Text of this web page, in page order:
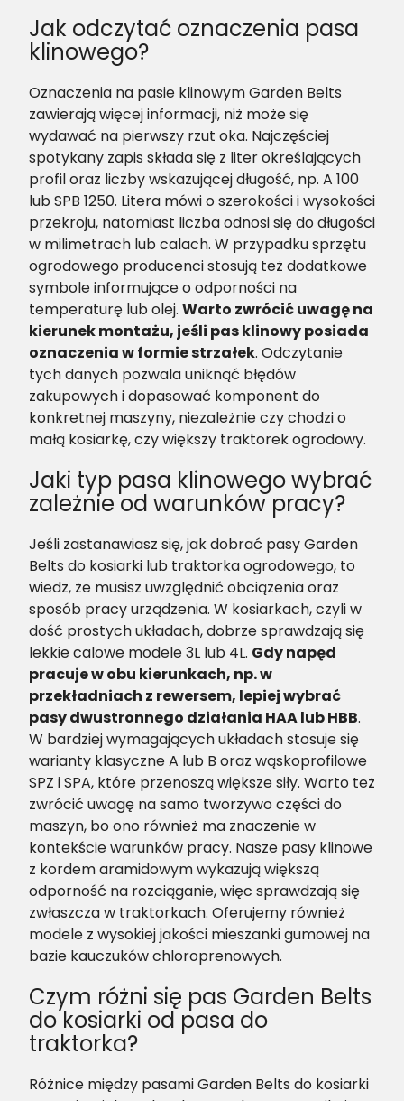
Jak odczytać oznaczenia pasa
klinowego?
Oznaczenia na pasie klinowym Garden Belts
zawierają więcej informacji, niż może się
wydawać na pierwszy rzut oka. Najczęściej
spotykany zapis składa się z liter określających
profil oraz liczby wskazującej długość, np. A 100
lub SPB 1250. Litera mówi o szerokości i wysokości
przekroju, natomiast liczba odnosi się do długości
w milimetrach lub calach. W przypadku sprzętu
ogrodowego producenci stosują też dodatkowe
symbole informujące o odporności na
temperaturę lub olej. Warto zwrócić uwagę na
kierunek montażu, jeśli pas klinowy posiada
oznaczenia w formie strzałek. Odczytanie
tych danych pozwala uniknąć błędów
zakupowych i dopasować komponent do
konkretnej maszyny, niezależnie czy chodzi o
małą kosiarkę, czy większy traktorek ogrodowy.
Jaki typ pasa klinowego wybrać
zależnie od warunków pracy?
Jeśli zastanawiasz się, jak dobrać pasy Garden
Belts do kosiarki lub traktorka ogrodowego, to
wiedz, że musisz uwzględnić obciążenia oraz
sposób pracy urządzenia. W kosiarkach, czyli w
dość prostych układach, dobrze sprawdzają się
lekkie calowe modele 3L lub 4L. Gdy napęd
pracuje w obu kierunkach, np. w
przekładniach z rewersem, lepiej wybrać
pasy dwustronnego działania HAA lub HBB.
W bardziej wymagających układach stosuje się
warianty klasyczne A lub B oraz wąskoprofilowe
SPZ i SPA, które przenoszą większe siły. Warto też
zwrócić uwagę na samo tworzywo części do
maszyn, bo ono również ma znaczenie w
kontekście warunków pracy. Nasze pasy klinowe
z kordem aramidowym wykazują większą
odporność na rozciąganie, więc sprawdzają się
zwłaszcza w traktorkach. Oferujemy również
modele z wysokiej jakości mieszanki gumowej na
bazie kauczuków chloroprenowych.
Czym różni się pas Garden Belts
do kosiarki od pasa do
traktorka?
Różnice między pasami Garden Belts do kosiarki